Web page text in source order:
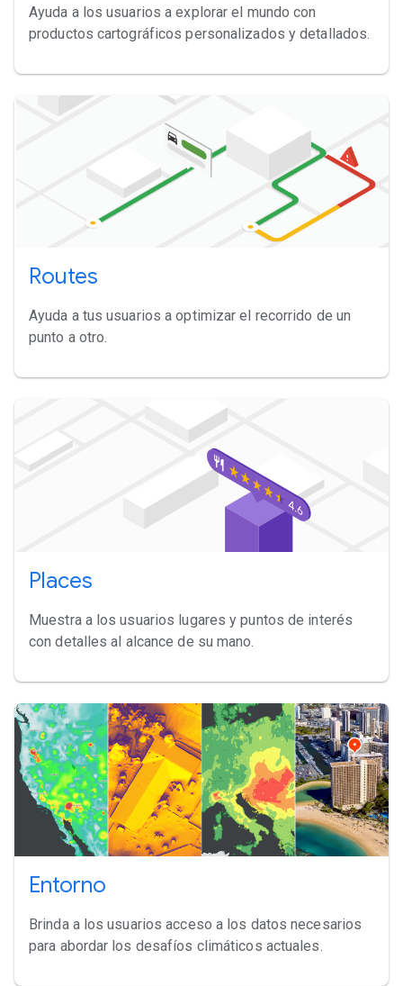
Ayuda a los usuarios a explorar el mundo con
productos cartográficos personalizados y detallados.
Routes
Ayuda a tus usuarios a optimizar el recorrido de un
punto a otro.
Places
Muestra a los usuarios lugares y puntos de interés
con detalles al alcance de su mano.
Entorno
Brinda a los usuarios acceso a los datos necesarios
para abordar los desafíos climáticos actuales.